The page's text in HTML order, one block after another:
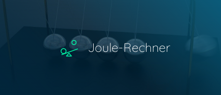
Hobby und Freizeit
Joule-Rechner